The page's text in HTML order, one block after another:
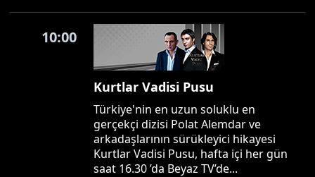
10:00
Kurtlar Vadisi Pusu
Türkiye'nin en uzun soluklu en
gerçekçi dizisi Polat Alemdar ve
arkadaşlarının sürükleyici hikayesi
Kurtlar Vadisi Pusu, hafta içi her gün
saat 16.30 ’da Beyaz TV’de...